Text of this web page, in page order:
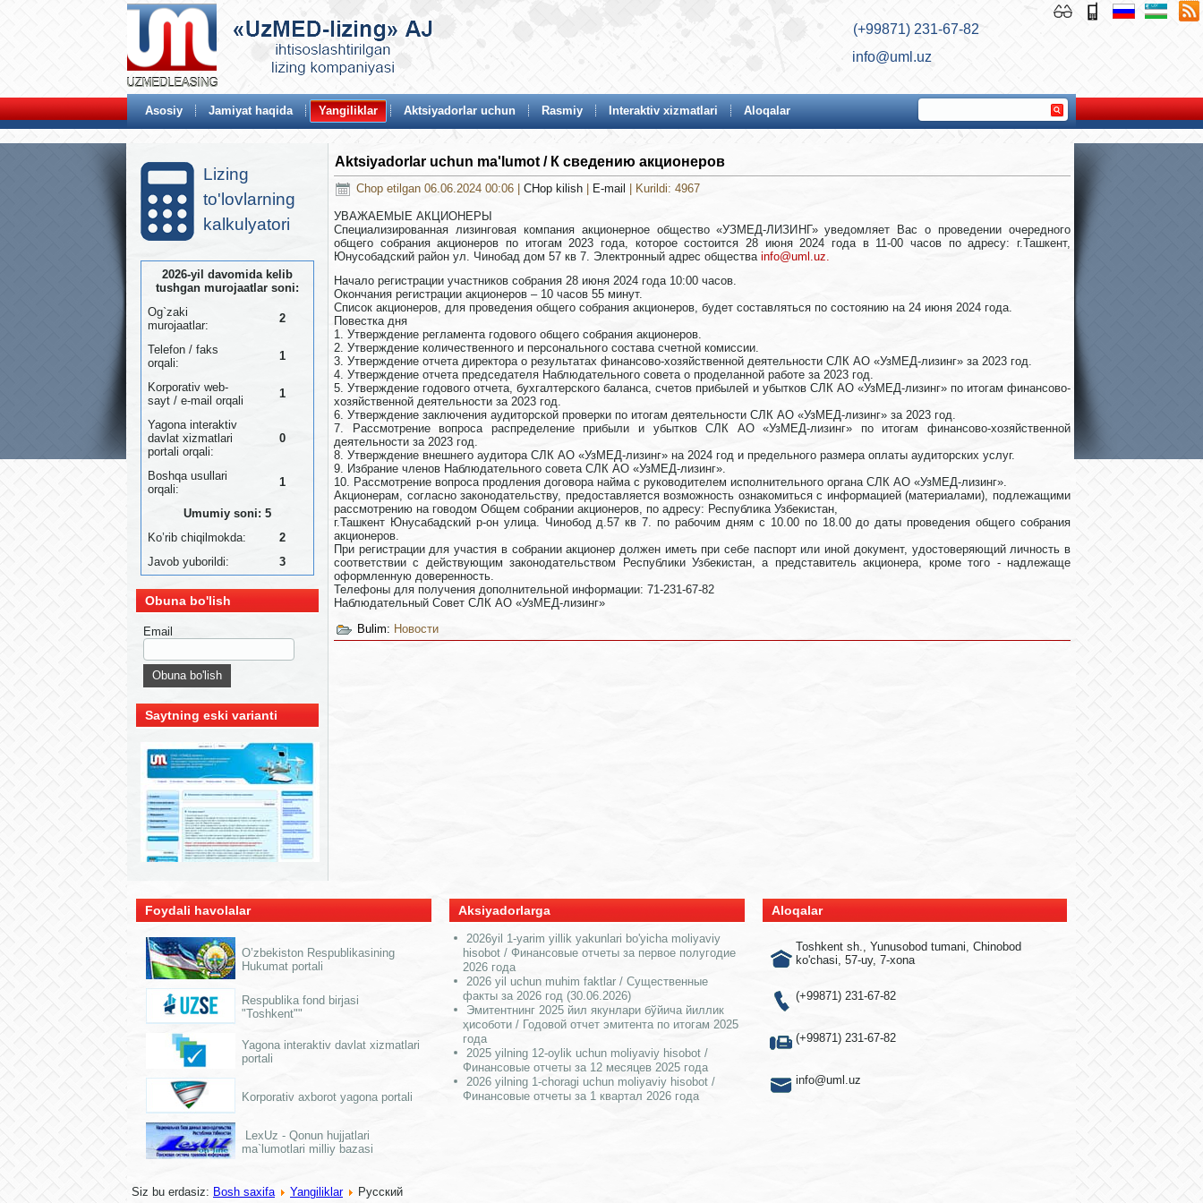
(+99871) 231-67-82
info@uml.uz
Asosiy Jamiyat haqida Yangiliklar Aktsiyadorlar uchun Rasmiy Interaktiv xizmatlari Aloqalar
Lizing
to'lovlarning
kalkulyatori
2026-yil davomida kelib
tushgan murojaatlar soni:
Og`zaki
murojaatlar:
2
Telefon / faks
orqali:
1
Korporativ web-
sayt / e-mail orqali
1
Yagona interaktiv
davlat xizmatlari
portali orqali:
0
Boshqa usullari
orqali:
1
Umumiy soni: 5
Ko’rib chiqilmokda:
2
Javob yuborildi:
3
Obuna bo'lish
Email
Saytning eski varianti
Aktsiyadorlar uchun ma'lumot / К сведению акционеров
Chop etilgan 06.06.2024 00:06 CHop kilish E-mail | Kurildi: 4967
УВАЖАЕМЫЕ АКЦИОНЕРЫ
Специализированная лизинговая компания акционерное общество «УЗМЕД-ЛИЗИНГ» уведомляет Вас о проведении очередного
общего собрания акционеров по итогам 2023 года, которое состоится 28 июня 2024 года в 11-00 часов по адресу: г.Ташкент,
Юнусобадский район ул. Чинобад дом 57 кв 7. Электронный адрес общества info@uml.uz.
Начало регистрации участников собрания 28 июня 2024 года 10:00 часов.
Окончания регистрации акционеров – 10 часов 55 минут.
Список акционеров, для проведения общего собрания акционеров, будет составляться по состоянию на 24 июня 2024 года.
Повестка дня
1. Утверждение регламента годового общего собрания акционеров.
2. Утверждение количественного и персонального состава счетной комиссии.
3. Утверждение отчета директора о результатах финансово-хозяйственной деятельности СЛК АО «УзМЕД-лизинг» за 2023 год.
4. Утверждение отчета председателя Наблюдательного совета о проделанной работе за 2023 год.
5. Утверждение годового отчета, бухгалтерского баланса, счетов прибылей и убытков СЛК АО «УзМЕД-лизинг» по итогам финансово-
хозяйственной деятельности за 2023 год.
6. Утверждение заключения аудиторской проверки по итогам деятельности СЛК АО «УзМЕД-лизинг» за 2023 год.
7. Рассмотрение вопроса распределение прибыли и убытков СЛК АО «УзМЕД-лизинг» по итогам финансово-хозяйственной
деятельности за 2023 год.
8. Утверждение внешнего аудитора СЛК АО «УзМЕД-лизинг» на 2024 год и предельного размера оплаты аудиторских услуг.
9. Избрание членов Наблюдательного совета СЛК АО «УзМЕД-лизинг».
10. Рассмотрение вопроса продления договора найма с руководителем исполнительного органа СЛК АО «УзМЕД-лизинг».
Акционерам, согласно законодательству, предоставляется возможность ознакомиться с информацией (материалами), подлежащими
рассмотрению на говодом Общем собрании акционеров, по адресу: Республика Узбекистан,
г.Ташкент Юнусабадский р-он улица. Чинобод д.57 кв 7. по рабочим дням с 10.00 по 18.00 до даты проведения общего собрания
акционеров.
При регистрации для участия в собрании акционер должен иметь при себе паспорт или иной документ, удостоверяющий личность в
соответствии с действующим законодательством Республики Узбекистан, а представитель акционера, кроме того - надлежаще
оформленную доверенность.
Телефоны для получения дополнительной информации: 71-231-67-82
Наблюдательный Совет СЛК АО «УзМЕД-лизинг»
Bulim: Новости
Foydali havolalar
O’zbekiston Respublikasining
Hukumat portali
Respublika fond birjasi
"Toshkent""
Yagona interaktiv davlat xizmatlari
portali
Korporativ axborot yagona portali
LexUz - Qonun hujjatlari
ma`lumotlari milliy bazasi
Aksiyadorlarga
2026yil 1-yarim yillik yakunlari bo'yicha moliyaviy
hisobot / Финансовые отчеты за первое полугодие
2026 года
2026 yil uchun muhim faktlar / Существенные
факты за 2026 год (30.06.2026)
Эмитентнинг 2025 йил якунлари бўйича йиллик
ҳисоботи / Годовой отчет эмитента по итогам 2025
года
2025 yilning 12-oylik uchun moliyaviy hisobot /
Финансовые отчеты за 12 месяцев 2025 года
2026 yilning 1-choragi uchun moliyaviy hisobot /
Финансовые отчеты за 1 квартал 2026 года
Aloqalar
Toshkent sh., Yunusobod tumani, Chinobod
ko'chasi, 57-uy, 7-xona
(+99871) 231-67-82
(+99871) 231-67-82
info@uml.uz
Siz bu erdasiz: Bosh saxifa Yangiliklar Русский